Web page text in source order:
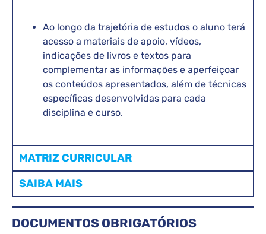
Ao longo da trajetória de estudos o aluno terá
acesso a materiais de apoio, vídeos,
indicações de livros e textos para
complementar as informações e aperfeiçoar
os conteúdos apresentados, além de técnicas
específicas desenvolvidas para cada
disciplina e curso.
MATRIZ CURRICULAR
SAIBA MAIS
DOCUMENTOS OBRIGATÓRIOS